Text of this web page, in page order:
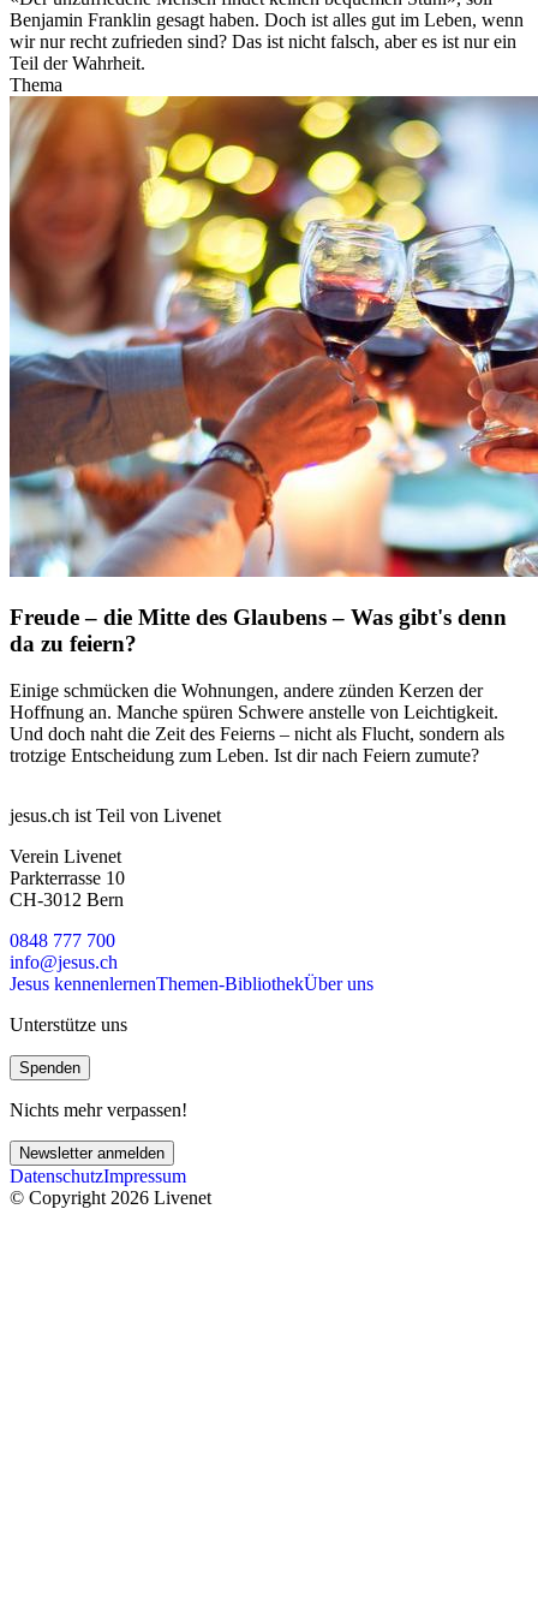
Benjamin Franklin gesagt haben. Doch ist alles gut im Leben, wenn
wir nur recht zufrieden sind? Das ist nicht falsch, aber es ist nur ein
Teil der Wahrheit.
Thema
Freude – die Mitte des Glaubens – Was gibt's denn
da zu feiern?
Einige schmücken die Wohnungen, andere zünden Kerzen der
Hoffnung an. Manche spüren Schwere anstelle von Leichtigkeit.
Und doch naht die Zeit des Feierns – nicht als Flucht, sondern als
trotzige Entscheidung zum Leben. Ist dir nach Feiern zumute?
jesus.ch ist Teil von Livenet
Verein Livenet
Parkterrasse 10
CH-3012 Bern
0848 777 700
info@jesus.ch
Jesus kennenlernenThemen-BibliothekÜber uns
Unterstütze uns
Spenden
Nichts mehr verpassen!
Newsletter anmelden
DatenschutzImpressum
© Copyright 2026 Livenet